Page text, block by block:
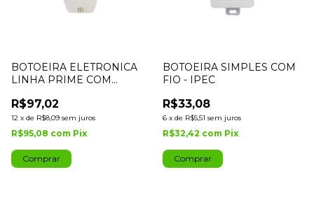
BOTOEIRA ELETRONICA
LINHA PRIME COM
R$97,02
12 x de R$8,09 sem juros
R$95,08 com Pix
BOTOEIRA SIMPLES COM
FIO - IPEC
R$33,08
6 x de R$5,51 sem juros
R$32,42 com Pix